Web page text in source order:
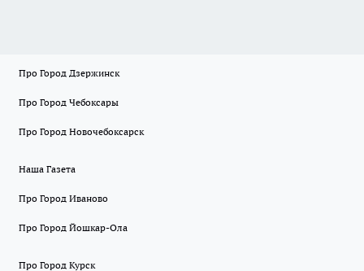
Про Город Дзержинск
Про Город Чебоксары
Про Город Новочебоксарск
Наша Газета
Про Город Иваново
Про Город Йошкар-Ола
Про Город Курск